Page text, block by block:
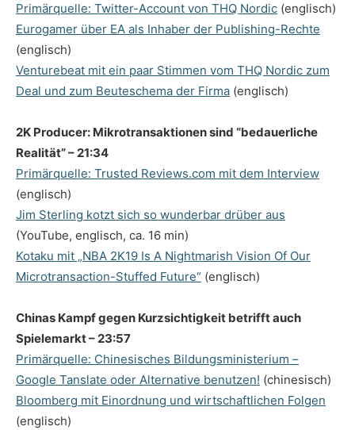
Primärquelle: Twitter-Account von THQ Nordic (englisch)
Eurogamer über EA als Inhaber der Publishing-Rechte
(englisch)
Venturebeat mit ein paar Stimmen vom THQ Nordic zum
Deal und zum Beuteschema der Firma (englisch)
2K Producer: Mikrotransaktionen sind “bedauerliche
Realität” – 21:34
Primärquelle: Trusted Reviews.com mit dem Interview
(englisch)
Jim Sterling kotzt sich so wunderbar drüber aus
(YouTube, englisch, ca. 16 min)
Kotaku mit „NBA 2K19 Is A Nightmarish Vision Of Our
Microtransaction-Stuffed Future“ (englisch)
Chinas Kampf gegen Kurzsichtigkeit betrifft auch
Spielemarkt – 23:57
Primärquelle: Chinesisches Bildungsministerium –
Google Tanslate oder Alternative benutzen! (chinesisch)
Bloomberg mit Einordnung und wirtschaftlichen Folgen
(englisch)